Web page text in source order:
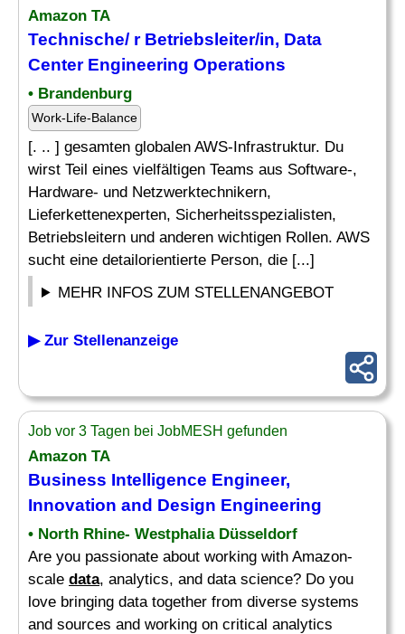
Amazon TA
Technische/ r Betriebsleiter/in, Data
Center Engineering Operations
• Brandenburg
Work-Life-Balance
[. .. ] gesamten globalen AWS-Infrastruktur. Du
wirst Teil eines vielfältigen Teams aus Software-,
Hardware- und Netzwerktechnikern,
Lieferkettenexperten, Sicherheitsspezialisten,
Betriebsleitern und anderen wichtigen Rollen. AWS
sucht eine detailorientierte Person, die [...]
MEHR INFOS ZUM STELLENANGEBOT
▶ Zur Stellenanzeige
Job vor 3 Tagen bei JobMESH gefunden
Amazon TA
Business Intelligence Engineer,
Innovation and Design Engineering
• North Rhine- Westphalia Düsseldorf
Are you passionate about working with Amazon-
scale data, analytics, and data science? Do you
love bringing data together from diverse systems
and sources and working on critical analytics